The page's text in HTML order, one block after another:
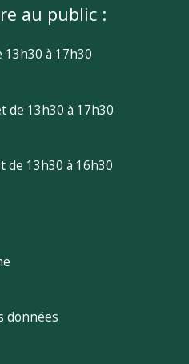
au public :
13h30 à 17h30
de 13h30 à 17h30
de 13h30 à 16h30
données